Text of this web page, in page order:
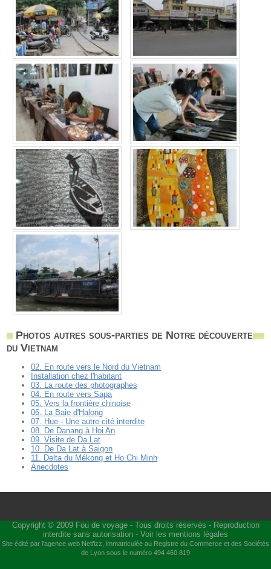
Photos autres sous-parties de Notre découverte
du Vietnam
02. En route vers le Nord du Vietnam
Installation chez l'habitant
03. La route des photographes
04. En route vers Sapa
05. Vers la frontière chinoise
06. La Baie d'Halong
07. Hue - Une autre cité interdite
08. De Danang à Hoi An
09. Visite de Da Lat
10. De Da Lat à Saigon
11. Delta du Mékong et Ho Chi Minh
Anecdotes
Copyright © 2009 Fou de voyage- Tous droits réservés - Reproduction
interdite sans autorisation - Voir les mentions légales
Site édité par l'agence web Netfizz , immatriculée au Registre du Commerce et des Sociétés
de Lyon sous le numéro 494 460 819